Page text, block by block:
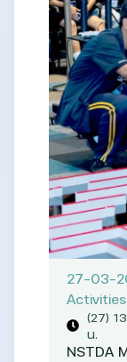
27-03-
Activities
(27)
น.
NSTDA